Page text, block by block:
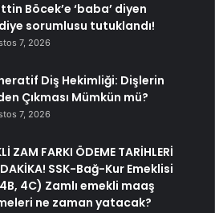
Böcek’e ‘baba’ diyen
sorumlusu tutuklandı!
7, 2026
Diş Hekimliği: Dişlerin
Çıkması Mümkün mü?
7, 2026
ZAM FARKI ÖDEME TARİHLERİ
SSK-Bağ-Kur Emeklisi
4C) Zamlı emekli maaş
ne zaman yatacak?